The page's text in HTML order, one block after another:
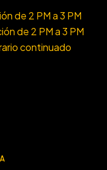
de 2 PM a 3 PM
de 2 PM a 3 PM
continuado